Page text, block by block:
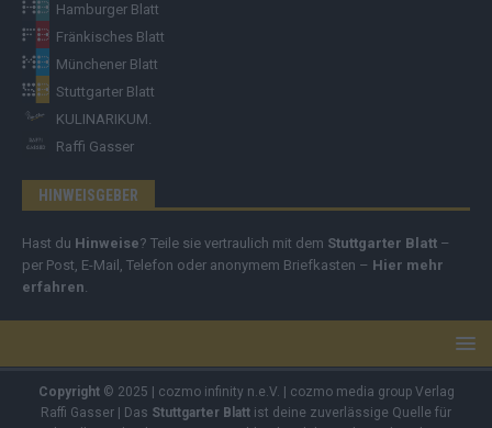
Hamburger Blatt
Fränkisches Blatt
Münchener Blatt
Stuttgarter Blatt
KULINARIKUM.
Raffi Gasser
HINWEISGEBER
Hast du Hinweise? Teile sie vertraulich mit dem Stuttgarter Blatt –
per Post, E-Mail, Telefon oder anonymem Briefkasten – Hier mehr
erfahren.
Copyright© 2025 | cozmo infinity n.e.V. | cozmo media group Verlag
Raffi Gasser | Das Stuttgarter Blatt ist deine zuverlässige Quelle für